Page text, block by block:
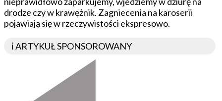
drodze czy w krawężnik. Zagniecenia na karoserii
pojawiają się w rzeczywistości ekspresowo.
ℹ️ ARTYKUŁ SPONSOROWANY